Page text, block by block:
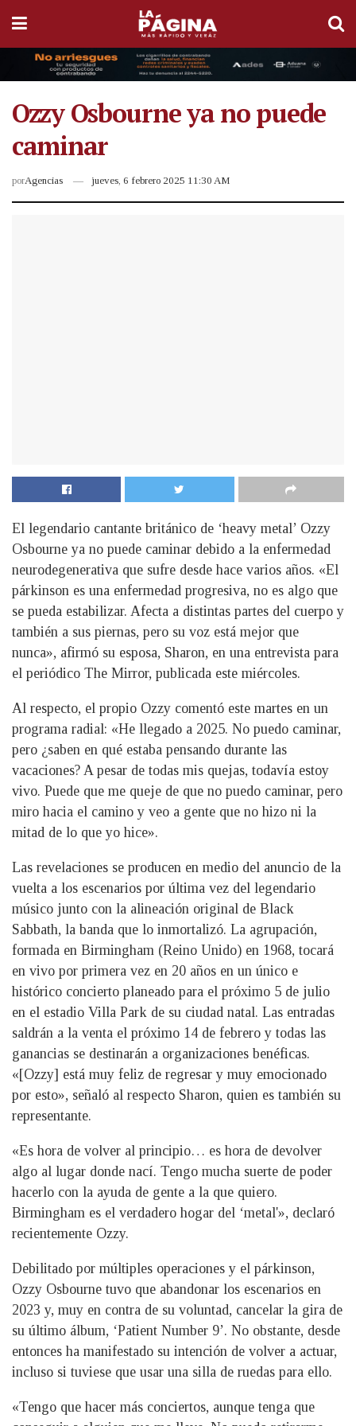
Ozzy Osbourne ya no puede
caminar
porAgencias jueves, 6 febrero 2025 11:30 AM
El legendario cantante británico de ‘heavy metal’ Ozzy
Osbourne ya no puede caminar debido a la enfermedad
neurodegenerativa que sufre desde hace varios años. «El
párkinson es una enfermedad progresiva, no es algo que
se pueda estabilizar. Afecta a distintas partes del cuerpo y
también a sus piernas, pero su voz está mejor que
nunca», afirmó su esposa, Sharon, en una entrevista para
el periódico The Mirror, publicada este miércoles.
Al respecto, el propio Ozzy comentó este martes en un
programa radial: «He llegado a 2025. No puedo caminar,
pero ¿saben en qué estaba pensando durante las
vacaciones? A pesar de todas mis quejas, todavía estoy
vivo. Puede que me queje de que no puedo caminar, pero
miro hacia el camino y veo a gente que no hizo ni la
mitad de lo que yo hice».
Las revelaciones se producen en medio del anuncio de la
vuelta a los escenarios por última vez del legendario
músico junto con la alineación original de Black
Sabbath, la banda que lo inmortalizó. La agrupación,
formada en Birmingham (Reino Unido) en 1968, tocará
en vivo por primera vez en 20 años en un único e
histórico concierto planeado para el próximo 5 de julio
en el estadio Villa Park de su ciudad natal. Las entradas
saldrán a la venta el próximo 14 de febrero y todas las
ganancias se destinarán a organizaciones benéficas.
«[Ozzy] está muy feliz de regresar y muy emocionado
por esto», señaló al respecto Sharon, quien es también su
representante.
«Es hora de volver al principio… es hora de devolver
algo al lugar donde nací. Tengo mucha suerte de poder
hacerlo con la ayuda de gente a la que quiero.
Birmingham es el verdadero hogar del ‘metal'», declaró
recientemente Ozzy.
Debilitado por múltiples operaciones y el párkinson,
Ozzy Osbourne tuvo que abandonar los escenarios en
2023 y, muy en contra de su voluntad, cancelar la gira de
su último álbum, ‘Patient Number 9’. No obstante, desde
entonces ha manifestado su intención de volver a actuar,
incluso si tuviese que usar una silla de ruedas para ello.
«Tengo que hacer más conciertos, aunque tenga que